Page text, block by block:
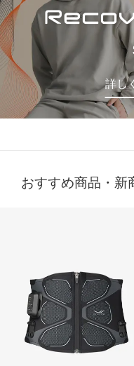
詳し
インナーの黒Tシャツ
ウェア
冬にも大活躍したロン
今回は春用にハーフス
着心地もよくて、👨と
⬜
SSは新色もでるみたい
4/15までに予約すると
だけで疲労回復
最近よく目にする〝リ
みんな着てる？ ☺
今私が着ているポロシ
SIXPAD リカバリーウ
【シックスパッド リカ
その仕組みが、天然鉱
って😉
※天然鉱石を原料とし
り込んだ特殊繊維「
ン）」のこと
他にも、筋肉のハリ
おすすめ商品・新